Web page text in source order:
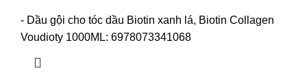
- Dầu gội cho tóc dầu Biotin xanh lá, Biotin Collagen
Voudioty 1000ML: 6978073341068